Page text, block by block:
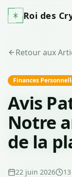
Roi des
Retour aux
Finances
Avis
Notre
de la
22 juin 2026 13